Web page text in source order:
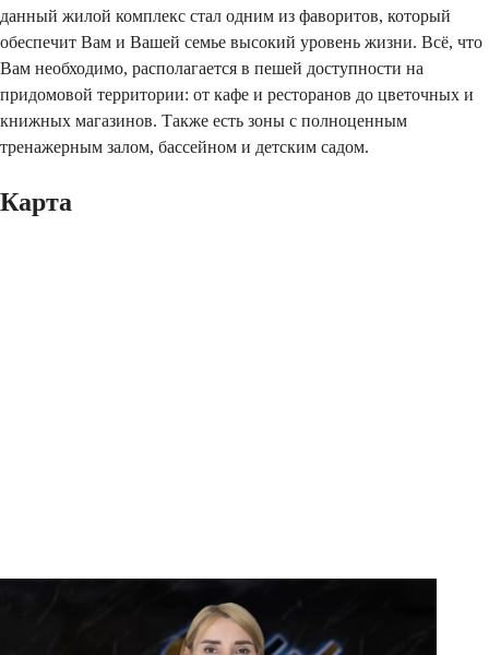
данный жилой комплекс стал одним из фаворитов, который
обеспечит Вам и Вашей семье высокий уровень жизни. Всё, что
Вам необходимо, располагается в пешей доступности на
придомовой территории: от кафе и ресторанов до цветочных и
книжных магазинов. Также есть зоны с полноценным
тренажерным залом, бассейном и детским садом.
Карта